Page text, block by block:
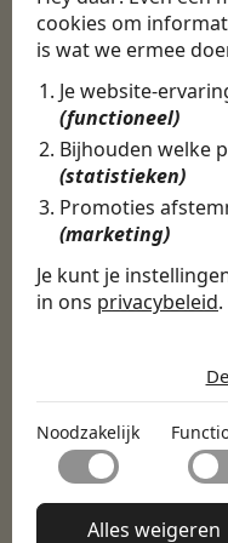
cookies om
is wat we ermee
Je website-
(functioneel)
Bijhouden welke
(statistieken)
Promoties
(marketing)
Je kunt je
in ons privacybeleid.
Noodzakelijk
Noodzakelijke
maken door
toegang tot
maken. Zonder deze
Functioneel
onthouden welke de
Statistieken
Noodzakelijk
Alles weigeren
CBEE
Door Swipe4Work
makkelijke,
een hele leuke
veel nieuwe
Martijn
Certinia